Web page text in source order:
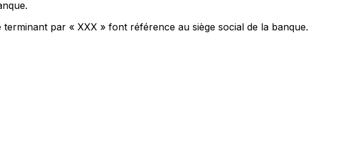
par « XXX » font référence au siège social de la banque.